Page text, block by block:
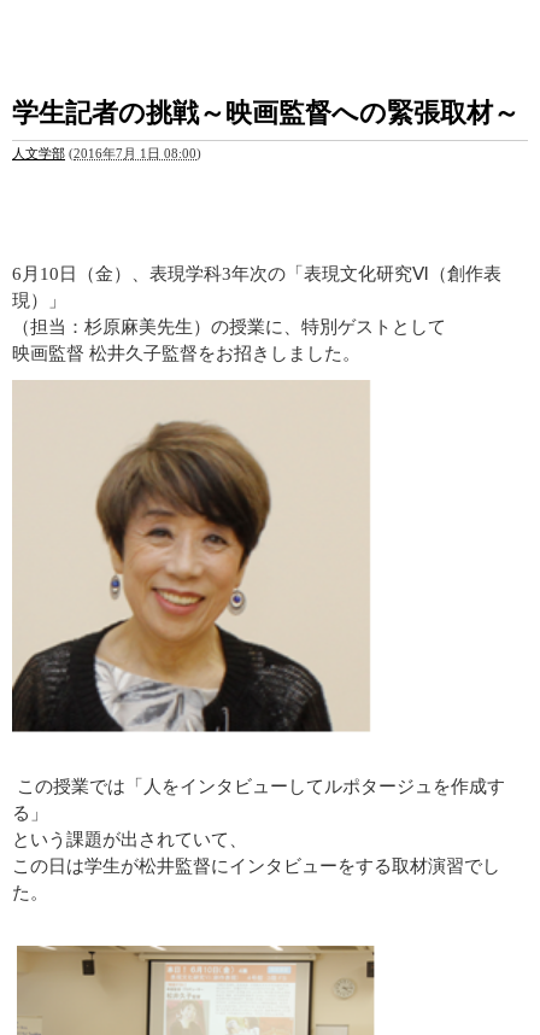
学生記者の挑戦～映画監督への緊張取材～
人文学部 (2016年7月 1日 08:00)
6月10日（金）、表現学科3年次の「表現文化研究Ⅵ（創作表
現）」
（担当：杉原麻美先生）の授業に、特別ゲストとして
映画監督 松井久子監督をお招きしました。
この授業では「人をインタビューしてルポタージュを作成す
る」
という課題が出されていて、
この日は学生が松井監督にインタビューをする取材演習でし
た。